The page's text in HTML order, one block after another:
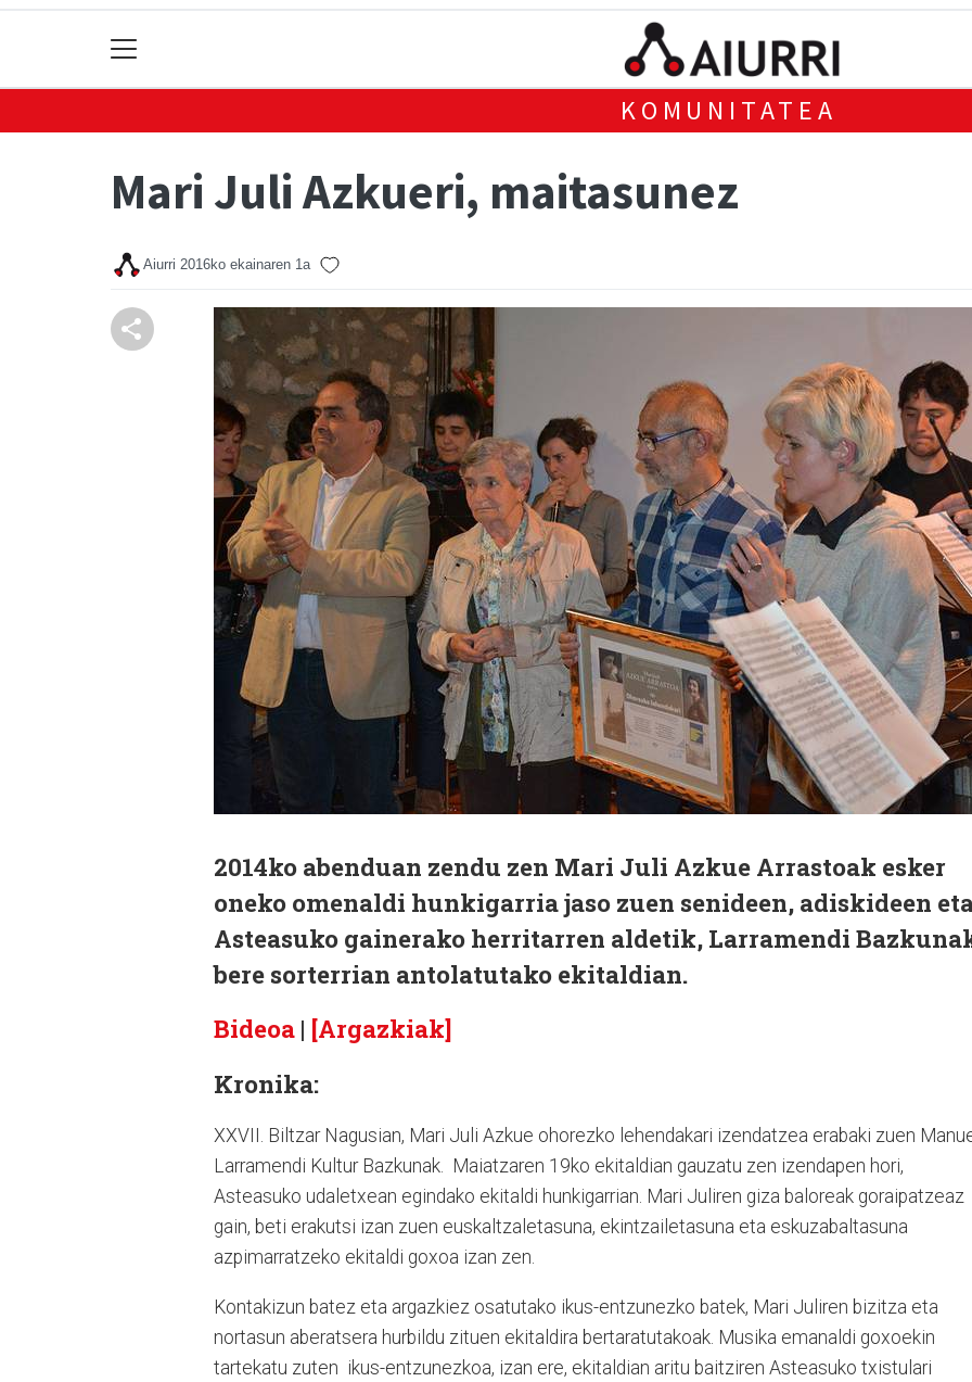
KOMUNITATEA
Mari Juli Azkueri, maitasunez
Aiurri 2016ko ekainaren 1a
2014ko abenduan zendu zen Mari Juli Azkue Arrastoak esker
oneko omenaldi hunkigarria jaso zuen senideen, adiskideen
Asteasuko gainerako herritarren aldetik, Larramendi
bere sorterrian antolatutako ekitaldian.
Bideoa | [Argazkiak]
Kronika:
XXVII. Biltzar Nagusian, Mari Juli Azkue ohorezko lehendakari izendatzea erabaki zuen
Larramendi Kultur Bazkunak. Maiatzaren 19ko ekitaldian gauzatu zen izendapen hori,
Asteasuko udaletxean egindako ekitaldi hunkigarrian. Mari Juliren giza baloreak goraipatzeaz
gain, beti erakutsi izan zuen euskaltzaletasuna, ekintzailetasuna eta eskuzabaltasuna
azpimarratzeko ekitaldi goxoa izan zen.
Kontakizun batez eta argazkiez osatutako ikus-entzunezko batek, Mari Juliren bizitza eta
nortasun aberatsera hurbildu zituen ekitaldira bertaratutakoak. Musika emanaldi goxoekin
tartekatu zuten ikus-entzunezkoa, izan ere, ekitaldian aritu baitziren Asteasuko txistulari